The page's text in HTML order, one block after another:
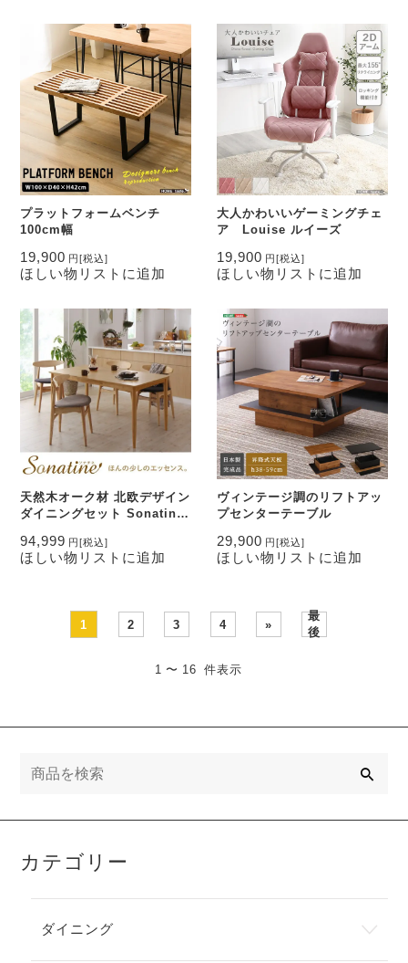
プラットフォームベンチ
100cm幅
19,900 円[税込]
ほしい物リストに追加
大人かわいいゲーミングチェ
ア Louise ルイーズ
19,900 円[税込]
ほしい物リストに追加
天然木オーク材 北欧デザイン
ダイニングセット Sonatine
94,999 円[税込]
ほしい物リストに追加
ヴィンテージ調のリフトアッ
プセンターテーブル
29,900 円[税込]
ほしい物リストに追加
1 2 3 4 »
最
後
1 〜 16 件表示
カテゴリー
ダイニング